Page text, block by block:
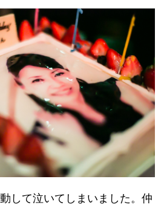
して泣いてしまいました。仲